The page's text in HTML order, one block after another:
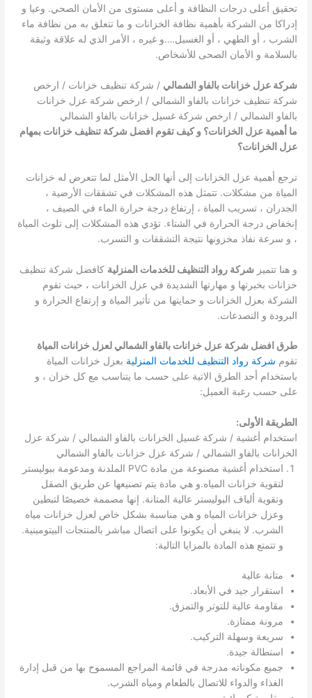
تحقيق أعلى درجات النظافة و أعلى مستوى من الأمان الصحي. وعيا و
إدراكا من الشركة بأهمية نظافة الخزانات و ما تتعلق به من نظافة ماء
الشرب ، أو الطهي ، أو الغسيل….و غيره ، الأمر الذي له علاقة وثيقة
بالسلامة و الأمان الصحى للأشخاص.
شركة عزل خزانات بالفاو الشمالي / شركة تنظيف خزانات / ارخص
شركة تنظيف خزانات بالفاو الشمالي / ارخص شركة عزل خزانات
بالفاو الشمالي / ارخص شركة غسيل خزانات بالفاو الشمالي
ما أهمية عزل الخزانات؟ و كيف تقوم افضل شركة تنظيف خزانات بمهام
عزل الخزانات؟
ترجع أهمية عزل الخزانات إلى أنها الحل الأمثل لما تتعرض له خزانات
المياة من مشكلات. تتمثل هذه المشكلات في تشققات الأرضية ،
الجدران ، تسريب المياة ، إرتفاع درجة حرارة الماء في الصيف ،
إنخفاض درجة الحرارة في الشتاء. تؤدي هذه المشكلات إلى تلوث المياة
، و سرعة نفاذ مخزونها نتيجة التشققات و التسرب.
و هنا تتميز شركة رواد التنظيف للخدمات المنزلية كافضل شركة تنظيف
خزانات بخبرتها و مهارتها الشديدة في عزل الخزانات ، حيث تقوم
الشركة بعزل الخزانات و حمايتها من تأثير المياة و إرتفاع الحرارة و
البرودة و التصدعات.
طرق افضل شركة عزل خزانات بالفاو الشمالي لعزل خزانات المياة
تقوم شركة رواد التنظيف للخدمات المنزلية بعزل خزانات المياة
باستخدام أحد الطرق الاتية على حسب ما يتناسب مع كل خزان ، و
على حسب رغبة العميل:
الطريقة الأولى:
استخدام أغشية / شركة غسيل الخزانات بالفاو الشمالي / شركة عزل
الخزانات بالفاو الشمالي / شركة عزل خزانات بالفاو الشمالي
استخدام أغشية مصنوعة من مادة PVC الملدنة ومدعومة ببوليستر
لتقوية خزانات المياه.و هي مادة يتم تصنيعها عن طريق الصقل
وتقوية ألياف البوليستر عالية المتانة. إنها مصممة خصيصًا لتبطين
وعزل خزانات المياه و هي مناسبة بشكل خاص لعزل خزانات مياه
الشرب. لا ينبغي أن يكونوا على اتصال مباشر بالمنتجات البيتومينية.
و تتمتع هذه المادة بالمزايا التالية:
متانة عالية
استقرار جيد في الأبعاد.
مقاومة عالية للتوتر والتمزق.
مرونة ممتازة.
سريعة وسهلة التركيب.
استطالة جيدة.
جميع مكوناته مدرجة في قائمة المراجع المسموح بها من قبل إدارة
الغذاء والدواء للاتصال بالطعام ومياه الشرب.